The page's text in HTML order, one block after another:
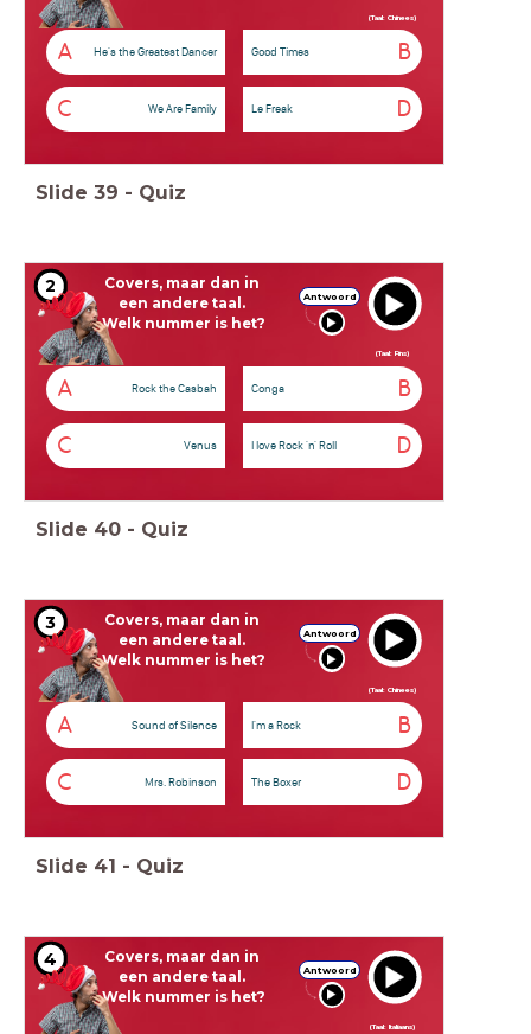
(Taal: Chinees)
A He's the Greatest Dancer B
Good Times
C We Are Family D
Le Freak
Slide 39 - Quiz
2 Antwoord
Covers, maar dan in
een andere taal.
Welk nummer is het?
(Taal: Fins)
A Rock the Casbah B
Conga
C Venus D
I love Rock 'n' Roll
Slide 40 - Quiz
3 Antwoord
Covers, maar dan in
een andere taal.
Welk nummer is het?
(Taal: Chinees)
A Sound of Silence B
I'm a Rock
C Mrs. Robinson D
The Boxer
Slide 41 - Quiz
4 Antwoord
Covers, maar dan in
een andere taal.
Welk nummer is het?
(Taal: Italiaans)